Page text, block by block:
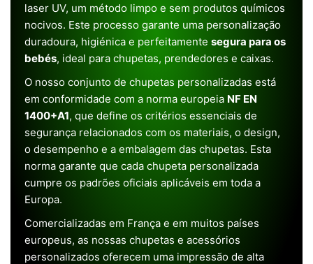
laser UV, um método limpo e sem produtos químicos
nocivos. Este processo garante uma personalização
duradoura, higiénica e perfeitamente segura para os
bebés, ideal para chupetas, prendedores e caixas.
O nosso conjunto de chupetas personalizadas está
em conformidade com a norma europeia NF EN
1400+A1, que define os critérios essenciais de
segurança relacionados com os materiais, o design,
o desempenho e a embalagem das chupetas. Esta
norma garante que cada chupeta personalizada
cumpre os padrões oficiais aplicáveis em toda a
Europa.
Comercializadas em França e em muitos países
europeus, as nossas chupetas e acessórios
personalizados oferecem uma impressão de alta